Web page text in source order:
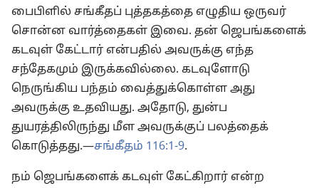
பைபிளில் சங்கீதப் புத்தகத்தை எழுதிய ஒருவர்
சொன்ன வார்த்தைகள் இவை. தன் ஜெபங்களைக்
கடவுள் கேட்டார் என்பதில் அவருக்கு எந்த
சந்தேகமும் இருக்கவில்லை. கடவுளோடு
நெருங்கிய பந்தம் வைத்துக்கொள்ள அது
அவருக்கு உதவியது. அதோடு, துன்ப
துயரத்திலிருந்து மீள அவருக்குப் பலத்தைக்
கொடுத்தது.—சங்கீதம் 116:1-9.
நம் ஜெபங்களைக் கடவுள் கேட்கிறார் என்ற